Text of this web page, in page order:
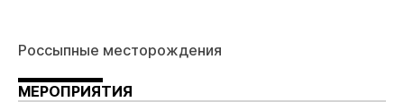
Россыпные месторождения
МЕРОПРИЯТИЯ